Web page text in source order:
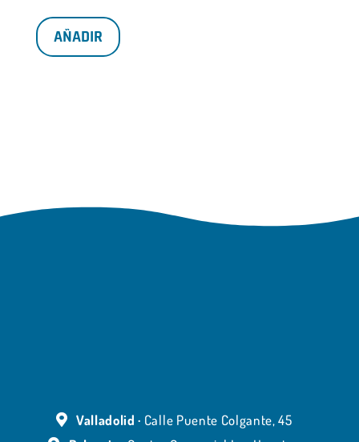
AÑADIR
Valladolid · Calle Puente Colgante, 45